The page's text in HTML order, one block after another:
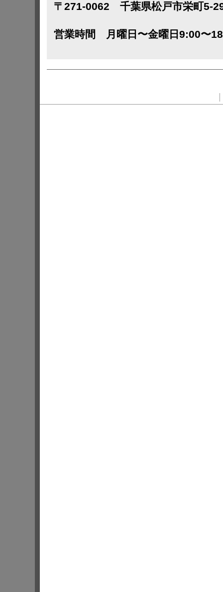
〒271-0062 千葉県松戸市栄町
営業時間 月曜日〜金曜日9:00〜